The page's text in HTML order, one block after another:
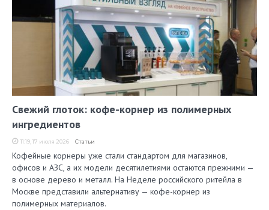
Свежий глоток: кофе-корнер из полимерных
ингредиентов
11:19, 17 июля 2026 Статьи
Кофейные корнеры уже стали стандартом для магазинов,
офисов и АЗС, а их модели десятилетиями остаются прежними —
в основе дерево и металл. На Неделе российского ритейла в
Москве представили альтернативу — кофе-корнер из
полимерных материалов.